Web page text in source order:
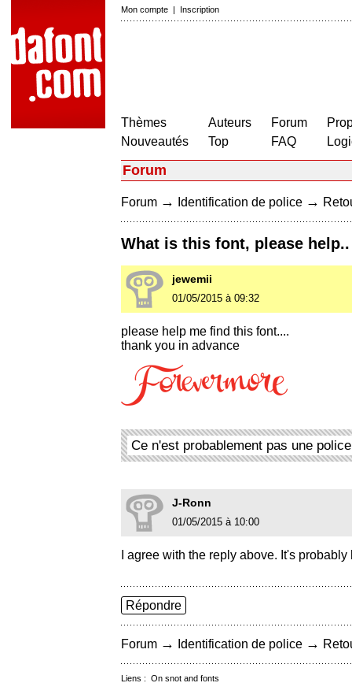
Mon compte | Inscription
Thèmes
Nouveautés
Auteurs
Top
Forum
FAQ
Forum
Forum → Identification de police →
What is this font, please help..
jewemii
01/05/2015 à 09:32
please help me find this font....
thank you in advance
Ce n'est probablement pas une police
J-Ronn
01/05/2015 à 10:00
I agree with the reply above. It's
Répondre
Forum → Identification de police →
Liens : On snot and fonts